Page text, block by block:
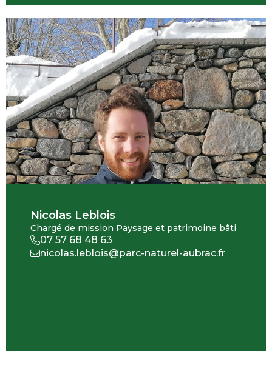
Nicolas Leblois
Chargé de mission Paysage et patrimoine bâti
07 57 68 48 63
nicolas.leblois@parc-naturel-aubrac.fr